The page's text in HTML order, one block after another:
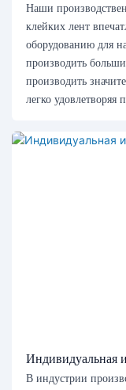
Наши
клейких лент
оборудованию для
производить
производить
легко удовлетворяя
Индивидуальная
В индустрии